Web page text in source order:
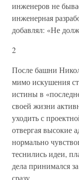
инженеров не
инженерная
добавлял: «Не
2
После башни
мимо искушения
истины в
своей жизни
уходить с
отвергая высокие
нормально
теснились идеи,
дела принимался
сразу.